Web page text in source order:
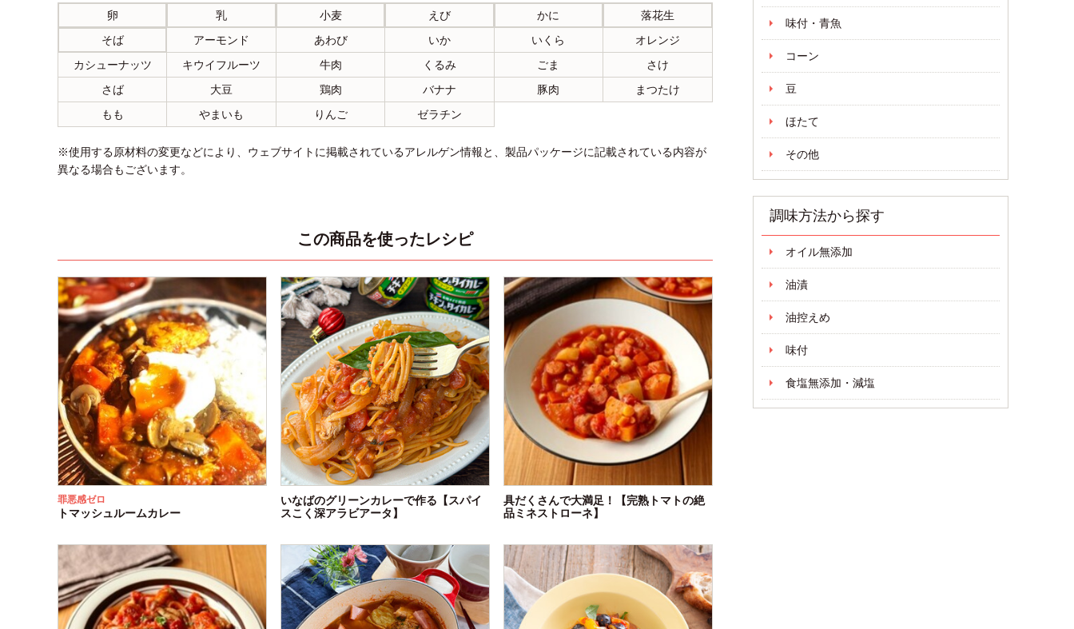
卵 乳 小麦 えび かに
落花生
そば
アーモンド あわび いか いくら
オレンジ
カシューナッツ
キウイフルーツ 牛肉 くるみ ごま
さけ
さば
大豆 鶏肉 バナナ 豚肉
まつたけ
もも
やまいも りんご ゼラチン
※使用する原材料の変更などにより、ウェブサイトに掲載されているアレルゲン情報と、製品パッケージに記載されている内容が
異なる場合もございます。
この商品を使ったレシピ
罪悪感ゼロ
トマッシュルームカレー
いなばのグリーンカレーで作る【スパイ
スこく深アラビアータ】
具だくさんで大満足！【完熟トマトの絶
品ミネストローネ】
味付・青魚
コーン
豆
ほたて
その他
調味方法から探す
オイル無添加
油漬
油控えめ
味付
食塩無添加・減塩